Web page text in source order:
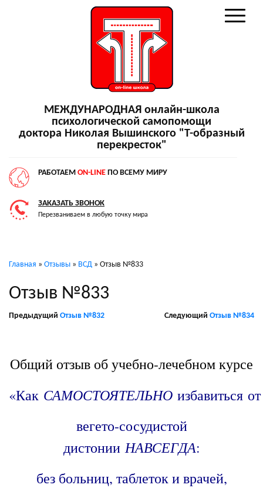
МЕЖДУНАРОДНАЯ онлайн-школа
психологической самопомощи
доктора Николая Вышинского "Т-образный
перекресток"
РАБОТАЕМ ON-LINE ПО ВСЕМУ МИРУ
ЗАКАЗАТЬ ЗВОНОК
Перезваниваем в любую точку мира
Главная » Отзывы » ВСД » Отзыв №833
Отзыв №833
Предыдущий Отзыв №832 Следующий Отзыв №834
Общий отзыв об учебно-лечебном курсе
«Как САМОСТОЯТЕЛЬНО избавиться от
вегето-сосудистой
дистонииНАВСЕГДА:
без больниц, таблеток и врачей,